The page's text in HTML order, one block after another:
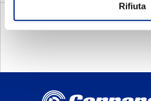
Rifiuta
DOCUMENTAZIONE